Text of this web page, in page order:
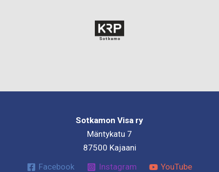
Sotkamon Visa ry
Mäntykatu 7
87500 Kajaani
Facebook
Instagram YouTube